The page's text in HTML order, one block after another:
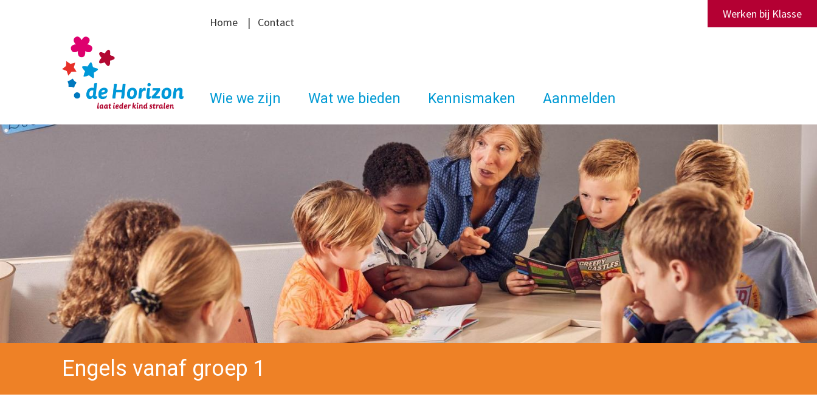
Werken bij Klasse
Home | Contact
Wie we zijn Wat we bieden Kennismaken Aanmelden
Engels vanaf groep 1